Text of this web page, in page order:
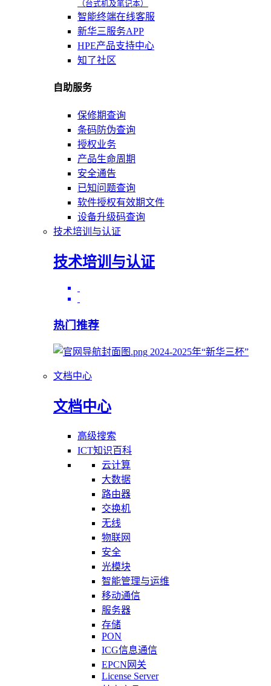
（台式机及笔记本）
智能终端在线客服
新华三服务APP
HPE产品支持中心
知了社区
自助服务
保修期查询
条码防伪查询
授权业务
产品生命周期
安全通告
已知问题查询
软件授权有效期文件
设备升级码查询
技术培训与认证
技术培训与认证
热门推荐
2024-2025年“新华三杯”
文档中心
文档中心
高级搜索
ICT知识百科
云计算
大数据
路由器
交换机
无线
物联网
安全
光模块
智能管理与运维
移动通信
服务器
存储
PON
ICG信息通信
EPCN网关
License Server